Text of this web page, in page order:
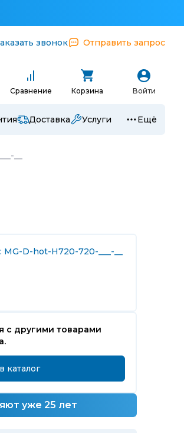
звонок Отправить запрос
Сравнение Корзина Войти
Доставка Услуги Ещё
__
MG-D-hot-H720-720-___-__
с другими товарами
каталог
уже 25 лет